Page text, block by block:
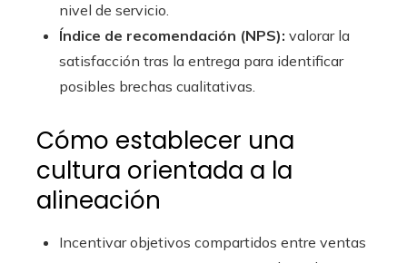
nivel de servicio.
Índice de recomendación (NPS): valorar la
satisfacción tras la entrega para identificar
posibles brechas cualitativas.
Cómo establecer una
cultura orientada a la
alineación
Incentivar objetivos compartidos entre ventas